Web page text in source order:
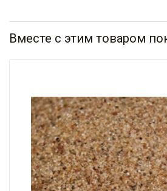
Вместе с этим товаром